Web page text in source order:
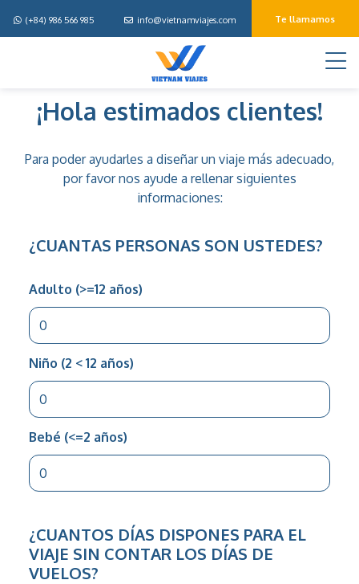
(+84) 986 566 985 info@vietnamviajes.com Te llamamos
¡Hola estimados clientes!
Para poder ayudarles a diseñar un viaje más adecuado,
por favor nos ayude a rellenar siguientes
informaciones:
¿CUANTAS PERSONAS SON USTEDES?
Adulto (>=12 años)
Niño (2 < 12 años)
Bebé (<=2 años)
¿CUANTOS DÍAS DISPONES PARA EL
VIAJE SIN CONTAR LOS DÍAS DE
VUELOS?